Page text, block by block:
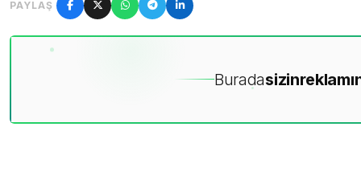
PAYLAŞ
Buradasizin